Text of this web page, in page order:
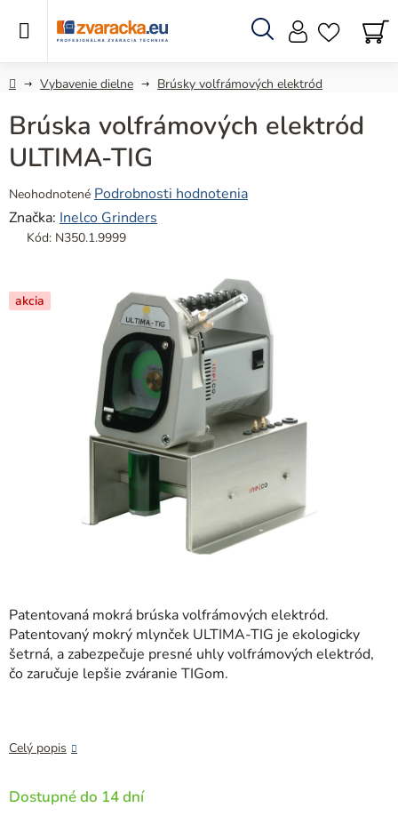
Hľadať
DomovVybavenie dielne Brúsky volfrámových elektród
Patentovaná mokrá brúska volfrámových elektród.
Patentovaný mokrý mlynček ULTIMA-TIG je ekologicky
šetrná, a zabezpečuje presné uhly volfrámových elektród,
čo zaručuje lepšie zváranie TIGom.
Celý popis
Dostupné do 14 dní
Brúska volfrámových elektród
ULTIMA-TIG
Priemerné
hodnotenie
produktu
z
5
Neohodnotené Podrobnosti hodnotenia
Značka: Inelco Grinders
Kód: N350.1.9999
akcia